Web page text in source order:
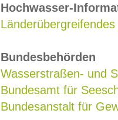
Hochwasser-
Bundesbehörden
Wasserstraßen- und
Bundesamt für
Bundesanstalt für